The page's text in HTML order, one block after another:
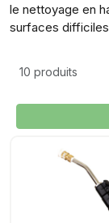
le nettoyage en
surfaces difficiles
10 produits